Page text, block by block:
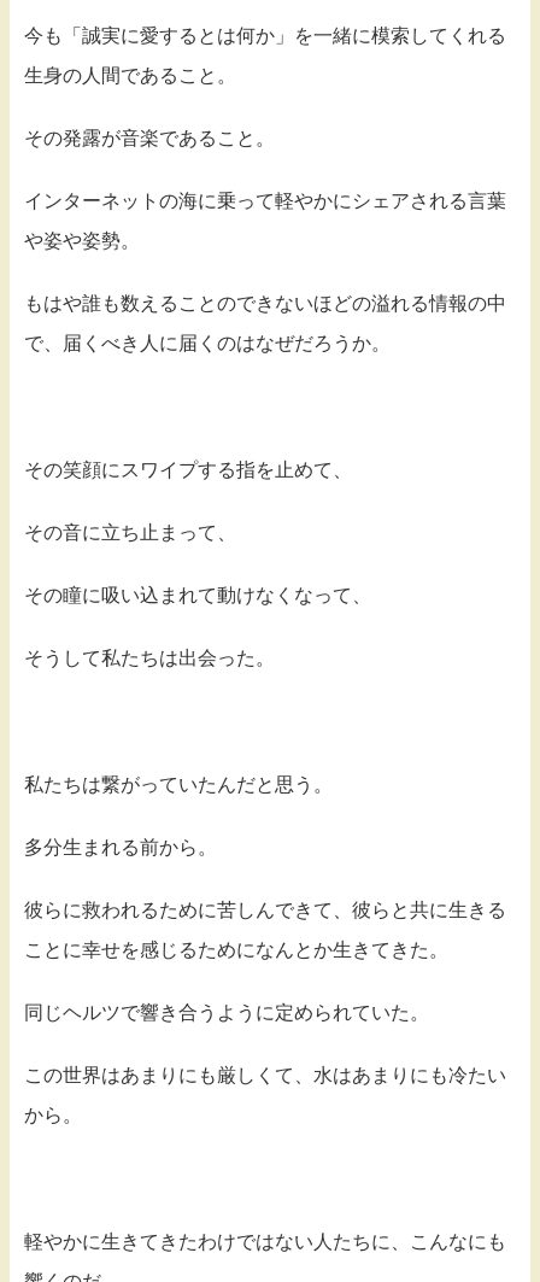
今も「誠実に愛するとは何か」を一緒に模索してくれる
生身の人間であること。
その発露が音楽であること。
インターネットの海に乗って軽やかにシェアされる言葉
や姿や姿勢。
もはや誰も数えることのできないほどの溢れる情報の中
で、届くべき人に届くのはなぜだろうか。
その笑顔にスワイプする指を止めて、
その音に立ち止まって、
その瞳に吸い込まれて動けなくなって、
そうして私たちは出会った。
私たちは繋がっていたんだと思う。
多分生まれる前から。
彼らに救われるために苦しんできて、彼らと共に生きる
ことに幸せを感じるためになんとか生きてきた。
同じヘルツで響き合うように定められていた。
この世界はあまりにも厳しくて、水はあまりにも冷たい
から。
軽やかに生きてきたわけではない人たちに、こんなにも